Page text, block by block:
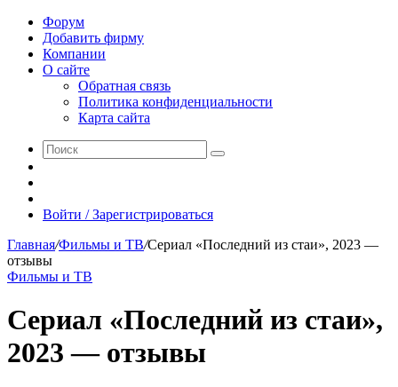
Форум
Добавить фирму
Компании
О сайте
Обратная связь
Политика конфиденциальности
Карта сайта
Поиск
статья
Войти / Зарегистрироваться
Главная/Фильмы и ТВ/Сериал «Последний из стаи», 2023 —
отзывы
Фильмы и ТВ
Сериал «Последний из стаи»,
2023 — отзывы